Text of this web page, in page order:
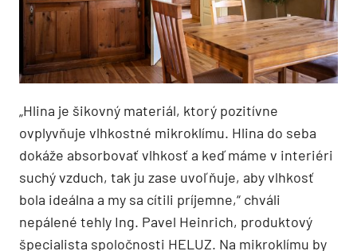
„Hlina je šikovný materiál, ktorý pozitívne
ovplyvňuje vlhkostné mikroklímu. Hlina do seba
dokáže absorbovať vlhkosť a keď máme v interiéri
suchý vzduch, tak ju zase uvoľňuje, aby vlhkosť
bola ideálna a my sa cítili príjemne,“ chváli
nepálené tehly Ing. Pavel Heinrich, produktový
špecialista spoločnosti HELUZ. Na mikroklímu by